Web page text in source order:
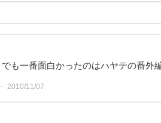
も一番面白かったのはハヤテの番外
2010/11/07